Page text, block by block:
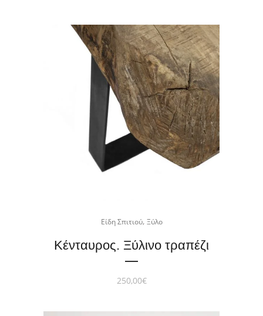
Είδη Σπιτιού, Ξύλο
Κένταυρος. Ξύλινο τραπέζι
250,00€